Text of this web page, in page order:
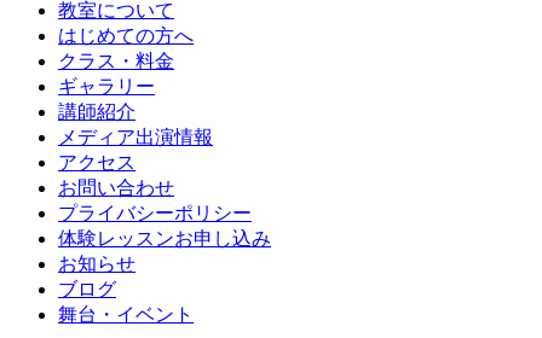
教室について
はじめての方へ
クラス・料金
ギャラリー
講師紹介
メディア出演情報
アクセス
お問い合わせ
プライバシーポリシー
体験レッスンお申し込み
お知らせ
ブログ
舞台・イベント